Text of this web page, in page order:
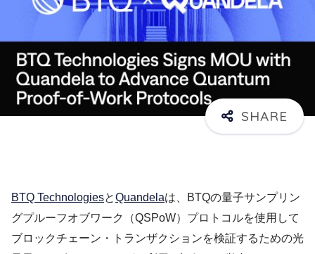
BTQ TechnologiesとQuandelaは、BTQの量子サンプリン
グプルーフオブワーク（QSPoW）プロトコルを使用して
ブロックチェーン・トランザクションを検証するための光